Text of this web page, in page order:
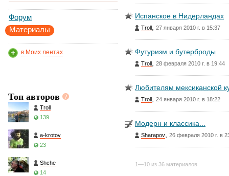
Форум
Материалы
в Моих лентах
Топ авторов
Troll
139
a-krotov
23
Shche
14
Испанское в Нидерландах
Troll 27 января 2010 г. в 15:37
Футуризм и бутерброды
Troll 28 февраля 2010 г. в 19:44
Любителям мексиканской
Troll 24 января 2010 г. в 18:22
Модерн и классика...
Sharapov 26 февраля 2010 г. в
1—10 из 36 материалов